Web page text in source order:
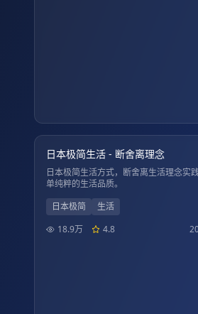
1080P
日本极简生活 - 断舍离理念
日本极简生活方式，断舍离生活理念实
单纯粹的生活品质。
日本极简
生活
18.9万
4.8